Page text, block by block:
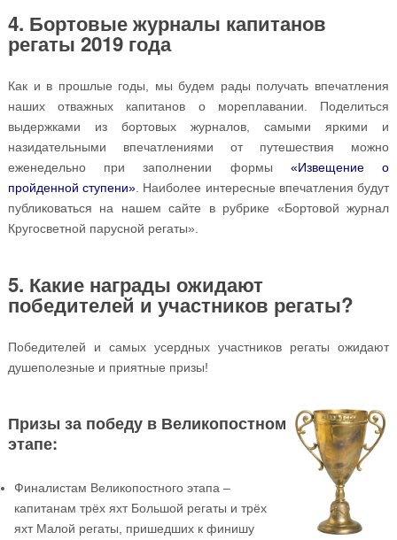
4. Бортовые журналы капитанов
регаты 2019 года
Как и в прошлые годы, мы будем рады получать впечатления
наших отважных капитанов о мореплавании. Поделиться
выдержками из бортовых журналов, самыми яркими и
назидательными впечатлениями от путешествия можно
еженедельно при заполнении формы «Извещение о
пройденной ступени» . Наиболее интересные впечатления будут
публиковаться на нашем сайте в рубрике «Бортовой журнал
Кругосветной парусной регаты».
5. Какие награды ожидают
победителей и участников регаты?
Победителей и самых усердных участников регаты ожидают
душеполезные и приятные призы!
Призы за победу в Великопостном
этапе:
Финалистам Великопостного этапа –
капитанам трёх яхт Большой регаты и трёх
яхт Малой регаты, пришедших к финишу